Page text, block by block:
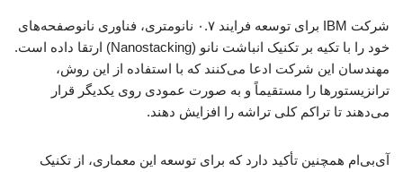
شرکت IBM برای توسعه فرایند ۰.۷ نانومتری، فناوری نانوصفحه‌های
خود را با تکیه بر تکنیک انباشت نانو (Nanostacking) ارتقا داده است.
مهندسان این شرکت ادعا می‌کنند که با استفاده از این روش،
ترانزیستورها را مستقیماً و به صورت عمودی روی یکدیگر قرار
می‌دهند تا تراکم کلی تراشه را افزایش دهند.
آی‌بی‌ام همچنین تأکید دارد که برای توسعه این معماری، از تکنیک